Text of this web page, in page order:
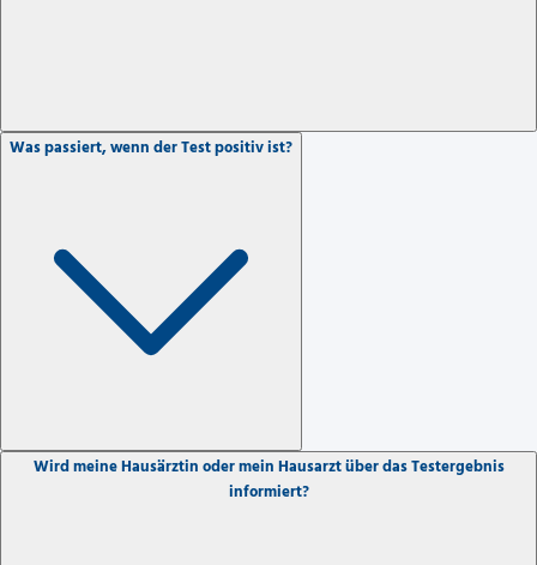
Was passiert, wenn der Test positiv ist?
Wird meine Hausärztin oder mein Hausarzt über das Testergebnis
informiert?